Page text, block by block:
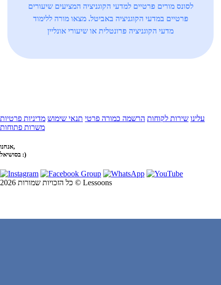
לסונס מורים פרטיים למדעי הקוגניציה המציעים שיעורים
פרטיים במדעי הקוגניציה באביטל. מצאו מורה ללימוד
מדעי הקוגניציה פרונטלית או שיעורי אונליין
עלינו שירות לקוחות הרשמה כמורה פרטי תנאי שימוש מדיניות פרטיות
משרות פתוחות
אנחנו,
בסושיאל :)
כל הזכויות שמורות 2026 © Lessoons